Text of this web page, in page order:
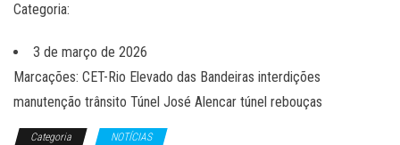
Categoria:
3 de março de 2026
Marcações: CET-Rio Elevado das Bandeiras interdições
manutenção trânsito Túnel José Alencar túnel rebouças
Categoria NOTÍCIAS